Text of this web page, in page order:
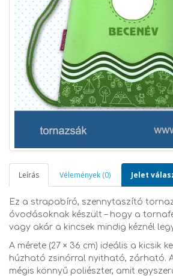
Leírás Vélemények (0) Jelet
Ez a strapabíró, szennytaszító
óvodásoknak készült – hogy a
vagy akár a kincsek mindig kéznél
A mérete (27 × 36 cm) ideális a kicsik
húzható zsinórral nyitható, zárható.
mégis könnyű poliészter, amit